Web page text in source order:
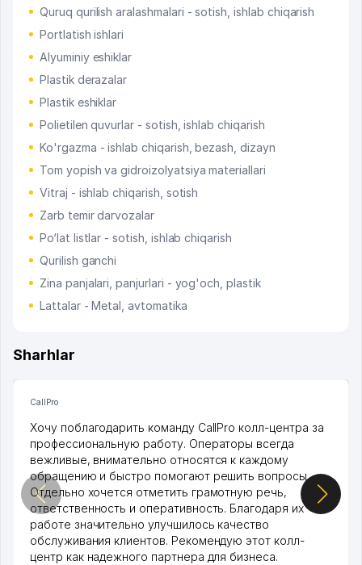
Quruq qurilish aralashmalari - sotish, ishlab chiqarish
Portlatish ishlari
Alyuminiy eshiklar
Plastik derazalar
Plastik eshiklar
Polietilen quvurlar - sotish, ishlab chiqarish
Ko'rgazma - ishlab chiqarish, bezash, dizayn
Tom yopish va gidroizolyatsiya materiallari
Vitraj - ishlab chiqarish, sotish
Zarb temir darvozalar
Po‘lat listlar - sotish, ishlab chiqarish
Qurilish ganchi
Zina panjalari, panjurlari - yog'och, plastik
Lattalar - Metal, avtomatika
Sharhlar
CallPro
Хочу поблагодарить команду CallPro колл-центра за
профессиональную работу. Операторы всегда
вежливые, внимательно относятся к каждому
обращению и быстро помогают решить вопросы.
Отдельно хочется отметить грамотную речь,
ответственность и оперативность. Благодаря их
работе значительно улучшилось качество
обслуживания клиентов. Рекомендую этот колл-
центр как надежного партнера для бизнеса.